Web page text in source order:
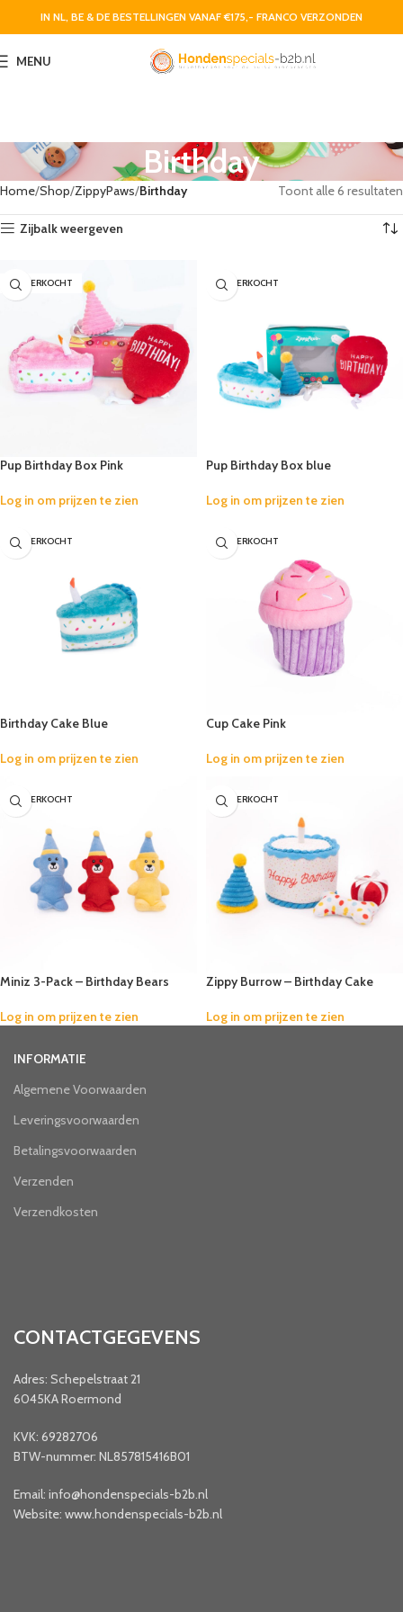
IN NL, BE & DE BESTELLINGEN VANAF €175,- FRANCO VERZONDEN
MENU
Birthday
Home Shop ZippyPaws Birthday Toont alle 6 resultaten
Zijbalk weergeven
UITVERKOCHT
Pup Birthday Box Pink
Log in om prijzen te zien
UITVERKOCHT
Pup Birthday Box blue
Log in om prijzen te zien
UITVERKOCHT
Birthday Cake Blue
Log in om prijzen te zien
UITVERKOCHT
Cup Cake Pink
Log in om prijzen te zien
UITVERKOCHT
Miniz 3-Pack – Birthday Bears
Log in om prijzen te zien
UITVERKOCHT
Zippy Burrow – Birthday Cake
Log in om prijzen te zien
INFORMATIE
Algemene Voorwaarden
Leveringsvoorwaarden
Betalingsvoorwaarden
Verzenden
Verzendkosten
CONTACTGEGEVENS
Adres: Schepelstraat 21
6045KA Roermond
KVK: 69282706
BTW-nummer: NL857815416B01
Email: info@hondenspecials-b2b.nl
Website: www.hondenspecials-b2b.nl